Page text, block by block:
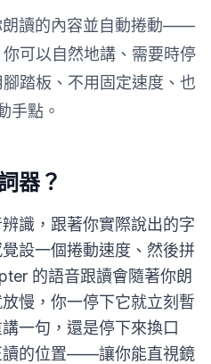
朗讀的內容並自動捲動——
可以自然地講、需要時停
踏板、不用固定速度、也
手點。
器？
識，跟著你實際說出的字
設一個捲動速度、然後拼
的語音跟讀會隨著你朗
慢，你一停下它就立刻暫
一句，還是停下來換口
讀的位置——讓你能直視鏡